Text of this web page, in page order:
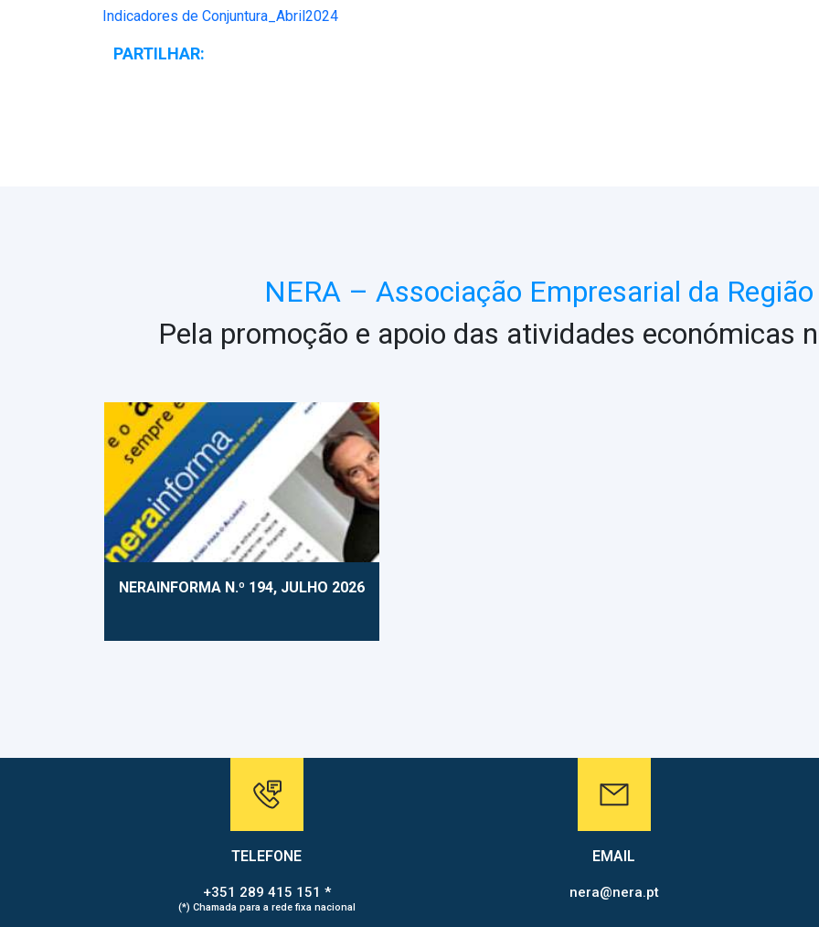
Indicadores de Conjuntura_Abril2024
PARTILHAR:
NERA – Associação Empresarial da
Pela promoção e apoio das atividades económicas
NERAINFORMA N.º 194, JULHO 2026
TELEFONE
+351 289 415 151 *
(*) Chamada para a rede fixa nacional
EMAIL
nera@nera.pt